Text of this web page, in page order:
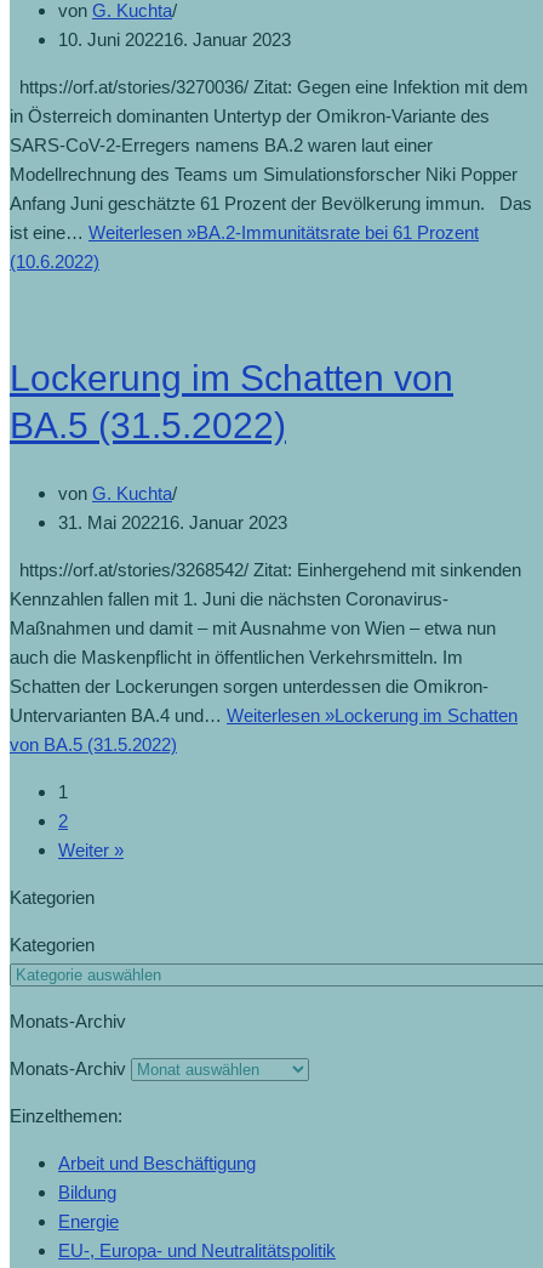
von G. Kuchta
10. Juni 202216. Januar 2023
https://orf.at/stories/3270036/ Zitat: Gegen eine Infektion mit dem
in Österreich dominanten Untertyp der Omikron-Variante des
SARS-CoV-2-Erregers namens BA.2 waren laut einer
Modellrechnung des Teams um Simulationsforscher Niki Popper
Anfang Juni geschätzte 61 Prozent der Bevölkerung immun. Das
ist eine… Weiterlesen »BA.2-Immunitätsrate bei 61 Prozent
(10.6.2022)
Lockerung im Schatten von
BA.5 (31.5.2022)
von G. Kuchta
31. Mai 202216. Januar 2023
https://orf.at/stories/3268542/ Zitat: Einhergehend mit sinkenden
Kennzahlen fallen mit 1. Juni die nächsten Coronavirus-
Maßnahmen und damit – mit Ausnahme von Wien – etwa nun
auch die Maskenpflicht in öffentlichen Verkehrsmitteln. Im
Schatten der Lockerungen sorgen unterdessen die Omikron-
Untervarianten BA.4 und… Weiterlesen »Lockerung im Schatten
von BA.5 (31.5.2022)
1
2
Weiter »
Kategorien
Kategorien
Monats-Archiv
Monats-Archiv
Einzelthemen:
Arbeit und Beschäftigung
Bildung
Energie
EU-, Europa- und Neutralitätspolitik